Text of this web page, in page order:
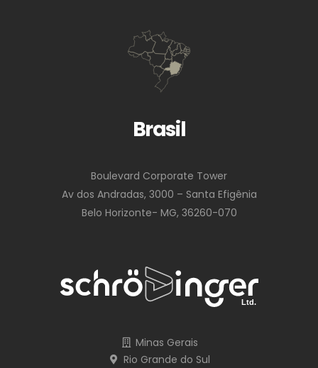
Brasil
Boulevard Corporate Tower
Av dos Andradas, 3000 – Santa Efigênia
Belo Horizonte- MG, 36260-070
Minas Gerais
Rio Grande do Sul